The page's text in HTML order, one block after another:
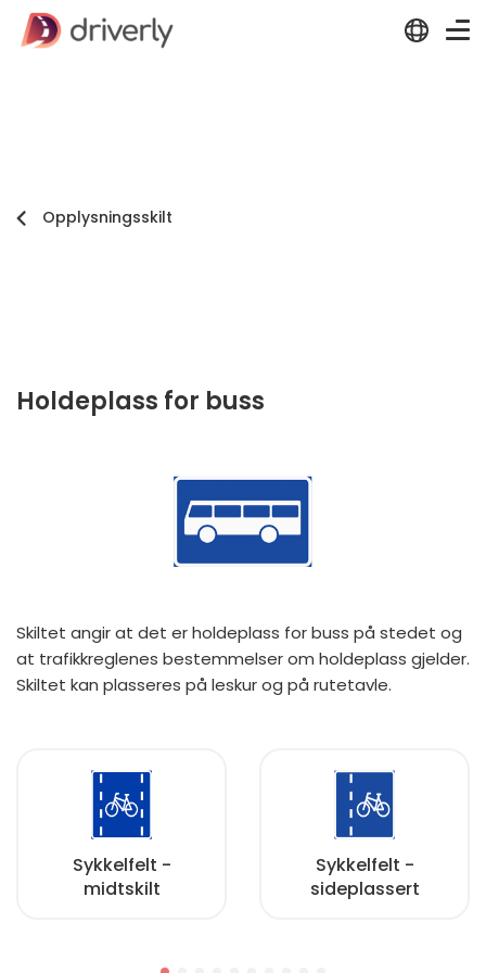
Opplysningsskilt
Holdeplass for buss
Skiltet angir at det er holdeplass for buss på stedet og
at trafikkreglenes bestemmelser om holdeplass gjelder.
Skiltet kan plasseres på leskur og på rutetavle.
Sykkelfelt -
midtskilt
Sykkelfelt -
sideplassert